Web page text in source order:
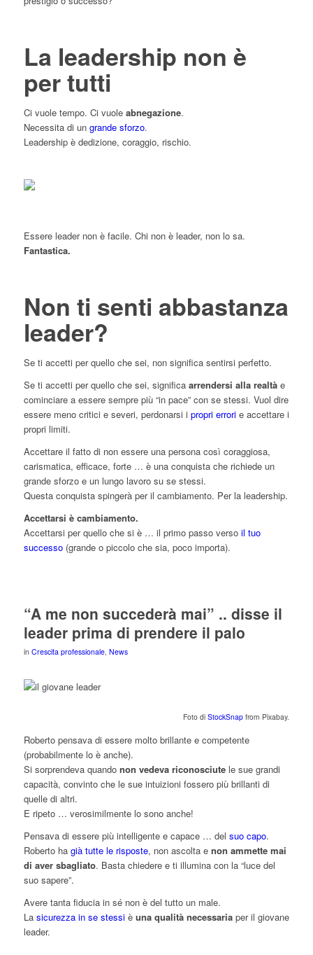
La leadership non è
per tutti
Ci vuole tempo. Ci vuole abnegazione.
Necessita di un grande sforzo.
Leadership è dedizione, coraggio, rischio.
Essere leader non è facile. Chi non è leader, non lo sa.
Fantastica.
Non ti senti abbastanza
leader?
Se ti accetti per quello che sei, non significa sentirsi perfetto.
Se ti accetti per quello che sei, significa arrendersi alla realtàe
cominciare a essere sempre più “in pace” con se stessi. Vuol dire
essere meno critici e severi, perdonarsi i propri errorie accettare i
propri limiti.
Accettare il fatto di non essere una persona così coraggiosa,
carismatica, efficace, forte … è una conquista che richiede un
grande sforzo e un lungo lavoro su se stessi.
Questa conquista spingerà per il cambiamento. Per la leadership.
Accettarsi è cambiamento.
Accettarsi per quello che si è … il primo passo verso il tuo
successo(grande o piccolo che sia, poco importa).
“A me non succederà mai” .. disse il
leader prima di prendere il palo
in Crescita professionale, News
Foto diStockSnap from Pixabay.
Roberto pensava di essere molto brillante e competente
(probabilmente lo è anche).
Si sorprendeva quando non vedeva riconosciutele sue grandi
capacità, convinto che le sue intuizioni fossero più brillanti di
quelle di altri.
E ripeto … verosimilmente lo sono anche!
Pensava di essere più intelligente e capace … del suo capo.
Roberto ha già tutte le risposte, non ascolta e non ammette mai
di aver sbagliato. Basta chiedere e ti illumina con la “luce del
suo sapere”.
Avere tanta fiducia in sé non è del tutto un male.
La sicurezza in se stessiè una qualità necessariaper il giovane
leader.